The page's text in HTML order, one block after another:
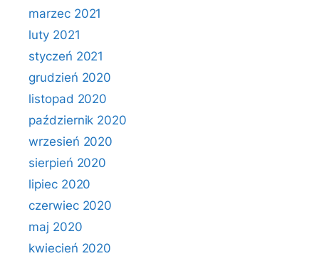
marzec 2021
luty 2021
styczeń 2021
grudzień 2020
listopad 2020
październik 2020
wrzesień 2020
sierpień 2020
lipiec 2020
czerwiec 2020
maj 2020
kwiecień 2020